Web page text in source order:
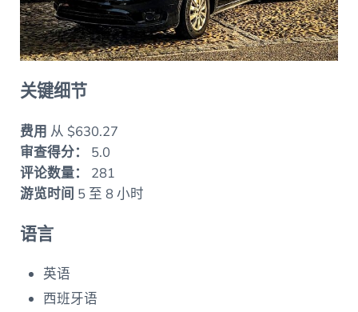
关键细节
费用 从 $630.27
审查得分：
5.0
评论数量：
281
游览时间 5 至 8 小时
语言
英语
西班牙语